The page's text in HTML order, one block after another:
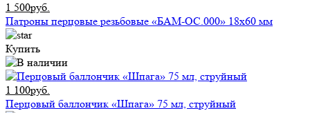
1 500руб.
Патроны перцовые резьбовые «БАМ-ОС.000» 18х60 мм
Купить
1 100руб.
Перцовый баллончик «Шпага» 75 мл, струйный